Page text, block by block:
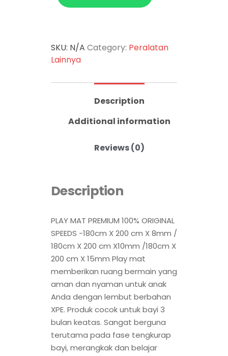
SKU: N/A Category: Peralatan
Lainnya
Description
Additional information
Reviews (0)
Description
PLAY MAT PREMIUM 100% ORIGINAL
SPEEDS -180cm X 200 cm X 8mm /
180cm X 200 cm X10mm /180cm X
200 cm X 15mm Play mat
memberikan ruang bermain yang
aman dan nyaman untuk anak
Anda dengan lembut berbahan
XPE. Produk cocok untuk bayi 3
bulan keatas. Sangat berguna
terutama pada fase tengkurap
bayi, merangkak dan belajar